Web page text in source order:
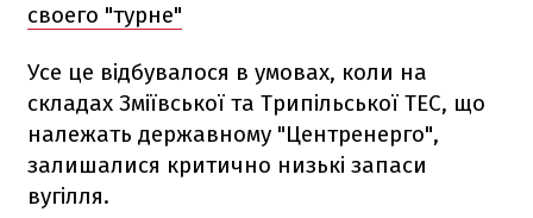
своего "турне"
Усе це відбувалося в умовах, коли на
складах Зміївської та Трипільської ТЕС, що
належать державному "Центренерго",
залишалися критично низькі запаси
вугілля.